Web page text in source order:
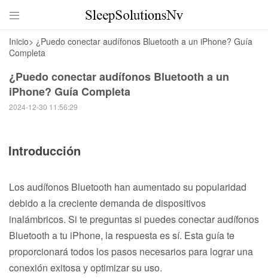

Inicio> ¿Puedo conectar audífonos Bluetooth a un iPhone? Guía
Completa
¿Puedo conectar audífonos Bluetooth a un
iPhone? Guía Completa
2024-12-30 11:56:29
Introducción
Los audífonos Bluetooth han aumentado su popularidad
debido a la creciente demanda de dispositivos
inalámbricos. Si te preguntas si puedes conectar audífonos
Bluetooth a tu iPhone, la respuesta es sí. Esta guía te
proporcionará todos los pasos necesarios para lograr una
conexión exitosa y optimizar su uso.